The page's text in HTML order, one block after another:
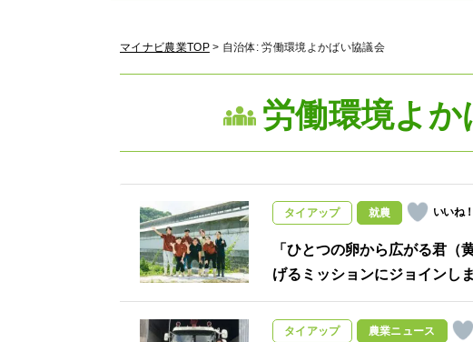
マイナビ農業TOP> 自治体:労働環境よかばい協議会
労働環境よ
タイアップ 就農
「ひとつの卵から広がる君（
げるミッションにジョインし
タイアップ 農業ニュース